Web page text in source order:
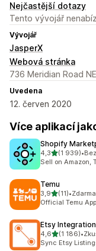
Nejčastější dotazy
Tento vývojář
Vývojář
JasperX
Webová stránka
736 Meridian Road
Uvedena
12. červen 2020
Více aplikací
Shopify
4,3z 5 hvězd
(1 939)
Celkový počet
•
Sell on Amazon,
Temu
3,9z 5 hvězd
(11)
Celkový počet
•Zdarma
Official Temu
Etsy
4,6z 5 hvězd
(1 186)
Celkový počet
•
Sync Etsy